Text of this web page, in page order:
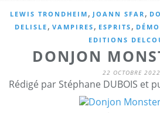
LEWIS TRONDHEIM , JOANN SFAR ,
DELISLE , VAMPIRES , ESPRITS ,
EDITIONS
DONJON
22 OCTOBRE 2022
Rédigé par Stéphane DUBOIS et